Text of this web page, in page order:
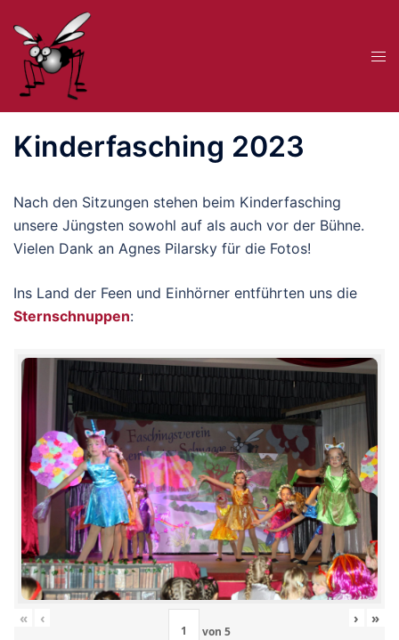
Inhalt
springen
Kinderfasching 2023
Nach den Sitzungen stehen beim Kinderfasching
unsere Jüngsten sowohl auf als auch vor der Bühne.
Vielen Dank an Agnes Pilarsky für die Fotos!
Ins Land der Feen und Einhörner entführten uns die
Sternschnuppen:
« ‹
von 5
› »